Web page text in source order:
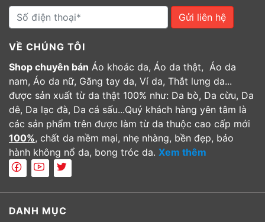
Gửi liên hệ
VỀ CHÚNG TÔI
Shop chuyên bán Áo khoác da, Áo da thật, Áo da
nam, Áo da nữ, Găng tay da, Ví da, Thắt lưng da...
được sản xuất từ da thật 100% như: Da bò, Da cừu, Da
dê, Da lạc đà, Da cá sấu...Quý khách hàng yên tâm là
các sản phẩm trên được làm từ da thuộc cao cấp mới
100%, chất da mềm mại, nhẹ nhàng, bền đẹp, bảo
hành không nổ da, bong tróc da. Xem thêm
DANH MỤC